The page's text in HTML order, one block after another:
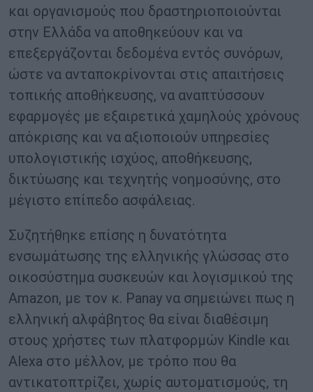
και οργανισμούς που δραστηριοποιούνται
στην Ελλάδα να αποθηκεύουν και να
επεξεργάζονται δεδομένα εντός συνόρων,
ώστε να ανταποκρίνονται στις απαιτήσεις
τοπικής αποθήκευσης, να αναπτύσσουν
εφαρμογές με εξαιρετικά χαμηλούς χρόνους
απόκρισης και να αξιοποιούν υπηρεσίες
υπολογιστικής ισχύος, αποθήκευσης,
δικτύωσης και τεχνητής νοημοσύνης, στο
μέγιστο επίπεδο ασφάλειας.
Συζητήθηκε επίσης η δυνατότητα
ενσωμάτωσης της ελληνικής γλώσσας στο
οικοσύστημα συσκευών και λογισμικού της
Amazon, με τον κ. Panay να σημειώνει πως η
ελληνική αλφάβητος θα είναι διαθέσιμη
στους χρήστες των πλατφορμών Kindle και
Alexa στο μέλλον, με τρόπο που θα
αντικατοπτρίζει, χωρίς αυτοματισμούς, τη